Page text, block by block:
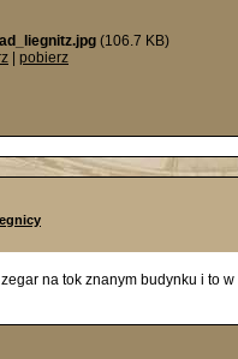
(106.7 KB)
pobierz
na tok znanym budynku i to